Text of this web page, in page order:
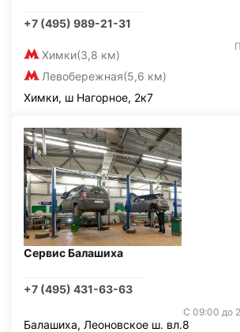
+7 (495) 989-21-31
Химки(3,8 км)
Левобережная(5,6 км)
Химки, ш Нагорное, 2к7
Сервис Балашиха
+7 (495) 431-63-63
С 09:00 до
Балашиха, Леоновское ш. вл.8